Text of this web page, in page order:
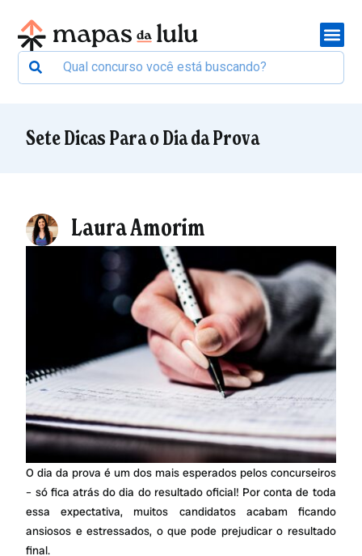
Sete Dicas Para o Dia da Prova
Laura Amorim
O dia da prova é um dos mais esperados pelos concurseiros
– só fica atrás do dia do resultado oficial! Por conta de toda
essa expectativa, muitos candidatos acabam ficando
ansiosos e estressados, o que pode prejudicar o resultado
final.